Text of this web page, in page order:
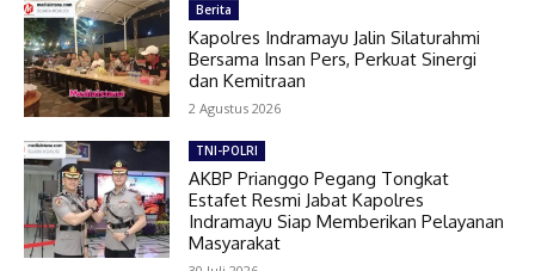
Berita
Kapolres Indramayu Jalin Silaturahmi
Bersama Insan Pers, Perkuat Sinergi
dan Kemitraan
2 Agustus 2026
TNI-POLRI
AKBP Prianggo Pegang Tongkat
Estafet Resmi Jabat Kapolres
Indramayu Siap Memberikan Pelayanan
Masyarakat